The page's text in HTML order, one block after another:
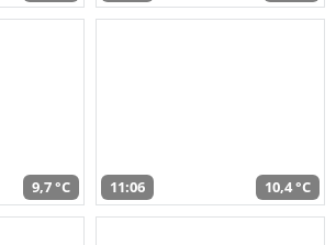
9,7 °C 11:06 10,4 °C